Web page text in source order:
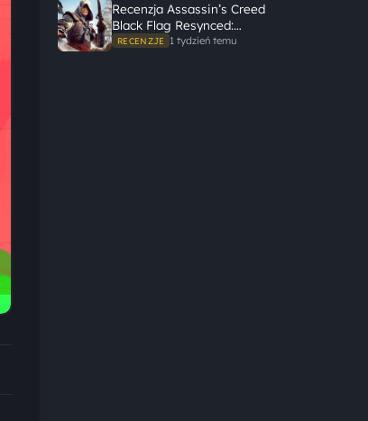
Recenzja Assassin’s Creed
Black Flag Resynced:
Ubisoft tego nie zepsuł
RECENZJE 1 tydzień temu